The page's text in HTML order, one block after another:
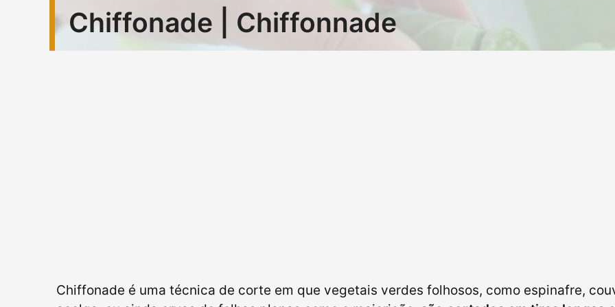
Chiffonade | Chiffonnade
Chiffonade é uma técnica de corte em que vegetais verdes folhosos, como espinafre,